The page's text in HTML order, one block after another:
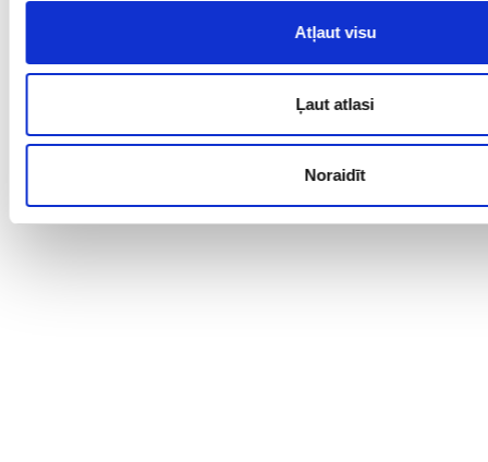
Atļaut visu
Ļaut atlasi
Noraidīt